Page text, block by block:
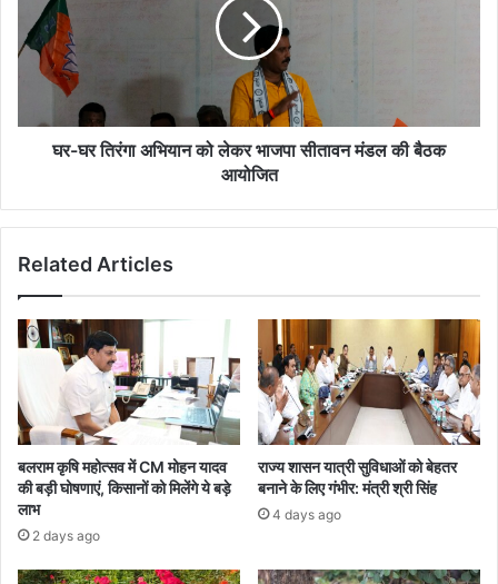
अभियान
को
लेकर
भाजपा
मंडल
घर-घर तिरंगा अभियान को लेकर भाजपा सीतावन मंडल की बैठक
आयोजित
Related Articles
बलराम कृषि महोत्सव में CM मोहन यादव
की बड़ी घोषणाएं, किसानों को मिलेंगे ये बड़े
लाभ
2 days ago
राज्य शासन यात्री सुविधाओं को बेहतर
बनाने के लिए गंभीर: मंत्री श्री सिंह
4 days ago